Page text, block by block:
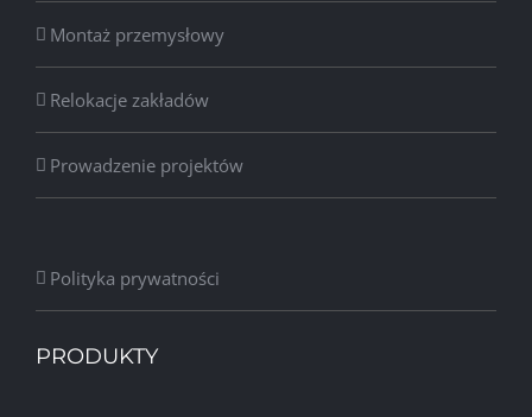
Montaż przemysłowy
Relokacje zakładów
Prowadzenie projektów
Polityka prywatności
PRODUKTY